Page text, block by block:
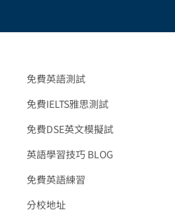
免費英語測試
免費IELTS雅思測試
免費DSE英文模擬試
英語學習技巧 BLOG
免費英語練習
分校地址